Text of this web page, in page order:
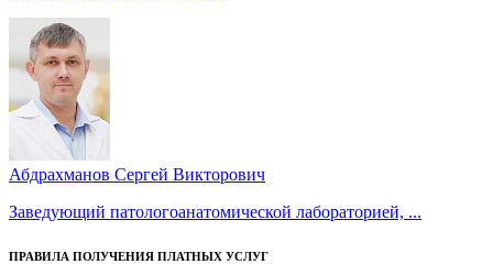
Абдрахманов Сергей Викторович
Заведующий патологоанатомической лабораторией, ...
ПРАВИЛА ПОЛУЧЕНИЯ ПЛАТНЫХ УСЛУГ